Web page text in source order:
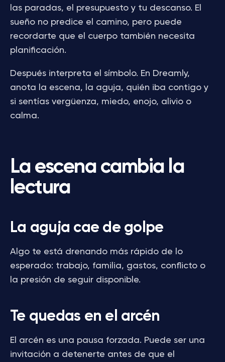
las paradas, el presupuesto y tu descanso. El
sueño no predice el camino, pero puede
recordarte que el cuerpo también necesita
planificación.
Después interpreta el símbolo. En Dreamly,
anota la escena, la aguja, quién iba contigo y
si sentías vergüenza, miedo, enojo, alivio o
calma.
La escena cambia la
lectura
La aguja cae de golpe
Algo te está drenando más rápido de lo
esperado: trabajo, familia, gastos, conflicto o
la presión de seguir disponible.
Te quedas en el arcén
El arcén es una pausa forzada. Puede ser una
invitación a detenerte antes de que el